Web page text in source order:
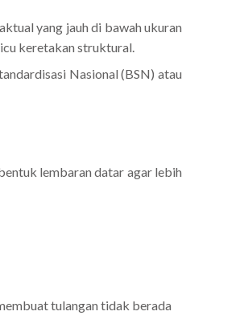
yang jauh di bawah ukuran
keretakan struktural.
Nasional (BSN) atau
lembaran datar agar lebih
tulangan tidak berada